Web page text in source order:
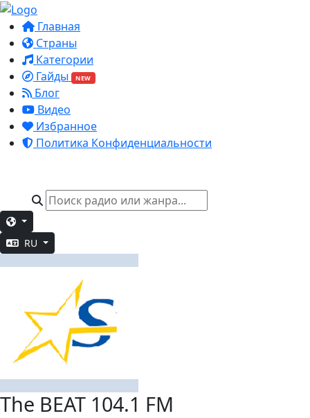
Главная
Страны
Категории
Гайды
NEW
Блог
Видео
Избранное
Политика Конфиденциальности
RU
The BEAT 104.1 FM